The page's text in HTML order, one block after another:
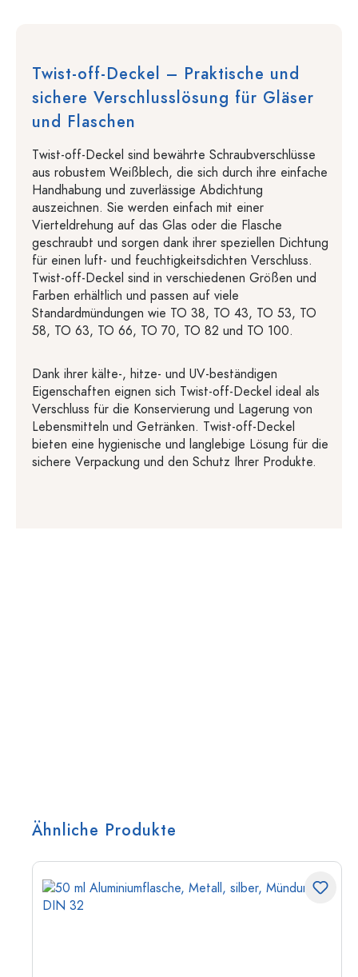
Twist-off-Deckel – Praktische und
sichere Verschlusslösung für Gläser
und Flaschen
Twist-off-Deckel sind bewährte Schraubverschlüsse
aus robustem Weißblech, die sich durch ihre einfache
Handhabung und zuverlässige Abdichtung
auszeichnen. Sie werden einfach mit einer
Vierteldrehung auf das Glas oder die Flasche
geschraubt und sorgen dank ihrer speziellen Dichtung
für einen luft- und feuchtigkeitsdichten Verschluss.
Twist-off-Deckel sind in verschiedenen Größen und
Farben erhältlich und passen auf viele
Standardmündungen wie TO 38, TO 43, TO 53, TO
58, TO 63, TO 66, TO 70, TO 82 und TO 100.
Dank ihrer kälte-, hitze- und UV-beständigen
Eigenschaften eignen sich Twist-off-Deckel ideal als
Verschluss für die Konservierung und Lagerung von
Lebensmitteln und Getränken. Twist-off-Deckel
bieten eine hygienische und langlebige Lösung für die
sichere Verpackung und den Schutz Ihrer Produkte.
Ähnliche Produkte